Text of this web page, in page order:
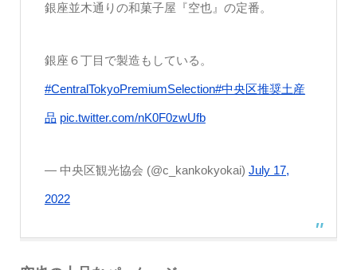
銀座並木通りの和菓子屋『空也』の定番。
銀座６丁目で製造もしている。
#CentralTokyoPremiumSelection#中央区推奨土産
品 pic.twitter.com/nK0F0zwUfb
— 中央区観光協会 (@c_kankokyokai) July 17,
2022